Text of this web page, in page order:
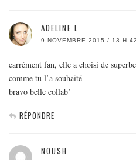
ADELINE L
9 NOVEMBRE 2015 / 13 H
carrément fan, elle a choisi de
comme tu l’a souhaité
bravo belle collab’
RÉPONDRE
NOUSH